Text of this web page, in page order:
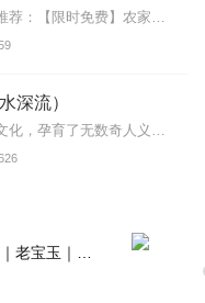
全网都在听的高口碑种田文推荐：【限时免费】农家小福女|姣姣兮郁雨竹|全网最快寒门大俗人|姣姣兮杜骁|萌宝女强古言爽文魏晋干饭人未删减全网最快|农家小福...
深流）
【内容简介】五千年的历史文化，孕育了无数奇人义士，在从西周时期兴起了一帮特殊的人群，他们中流传着：“三十六行，盗墓为王”。倒卖古董的“我”，迁移祖坟之时获得祖...